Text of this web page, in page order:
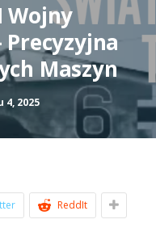
Wojny
Maszyn
4, 2025
ReddIt